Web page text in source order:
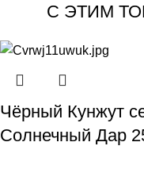
С ЭТИМ
Чёрный Кунжут
Солнечный Дар